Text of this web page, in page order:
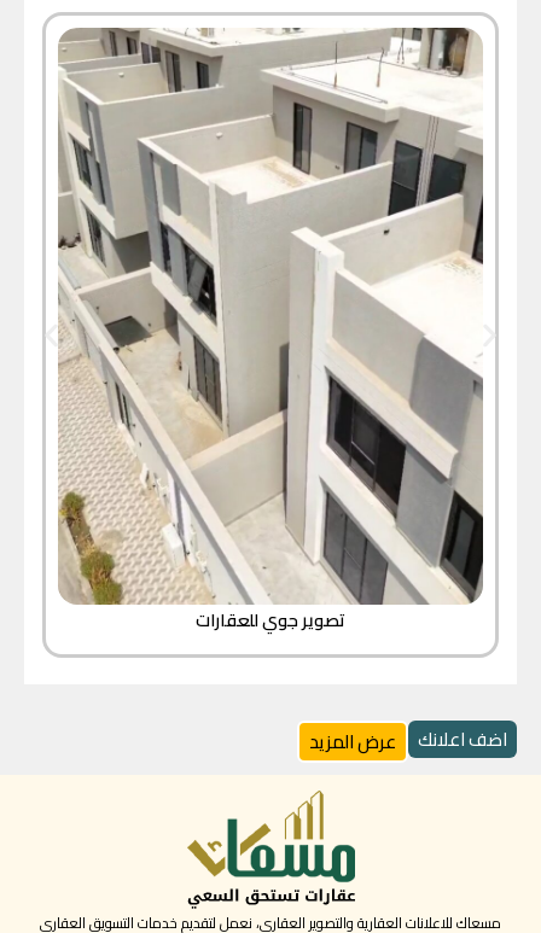
تصوير جوي للعقارات
اضف اعلانك عرض المزيد
مسعاك للاعلانات العقارية والتصوير العقاري، نعمل لتقديم خدمات التسويق العقاري